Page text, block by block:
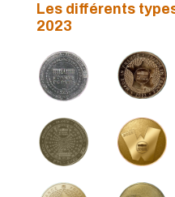
Les différents
2023